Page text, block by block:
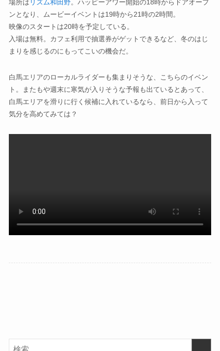
場所は リズム和田野。ハッピーアワー開始の18時からドアオープ
ンとなり、ムービーイベントは19時から21時の2時間。
映像のスタートは20時を予定している。
入場は無料。カフェ利用で抽選券がゲットできるなど、冬のはじ
まりを感じるのにもってこいの機会だ。
白馬エリアのローカルライダーも集まりそうな、こちらのイベン
ト。またもや週末に寒気が入りそうな予報も出ているとあって、
白馬エリアを滑りに行く候補に入れているなら、前日から入って
気分を高めてみては？